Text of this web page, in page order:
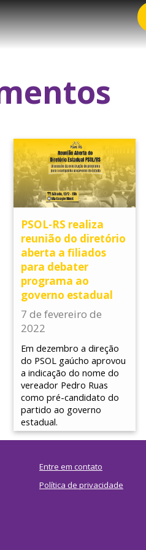
PSOL-RS realiza
reunião do diretório
aberta a filiados
para debater
programa ao
governo estadual
7 de fevereiro de
2022
Em dezembro a direção
do PSOL gaúcho aprovou
a indicação do nome do
vereador Pedro Ruas
como pré-candidato do
partido ao governo
estadual.
Entre em contato
Política de privacidade